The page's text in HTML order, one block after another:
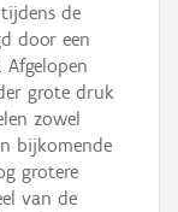
de
door een
Afgelopen
grote druk
zowel
bijkomende
grotere
van de